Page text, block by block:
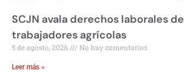
SCJN avala derechos laborales de
trabajadores agrícolas
5 de agosto, 2026 No hay comentarios
Leer más »